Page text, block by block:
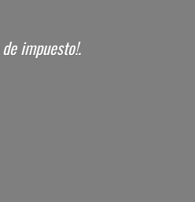
de impuesto!.